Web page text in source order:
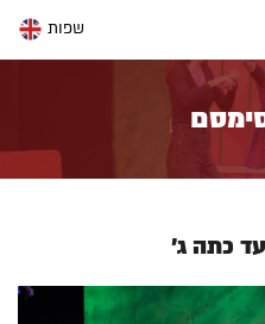
שפות
כתה ג'